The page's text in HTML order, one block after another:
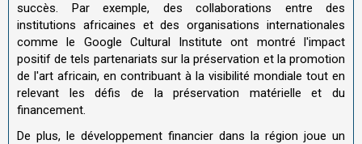
succès. Par exemple, des collaborations entre des
institutions africaines et des organisations internationales
comme le Google Cultural Institute ont montré l'impact
positif de tels partenariats sur la préservation et la promotion
de l'art africain, en contribuant à la visibilité mondiale tout en
relevant les défis de la préservation matérielle et du
financement.
De plus, le développement financier dans la région joue un